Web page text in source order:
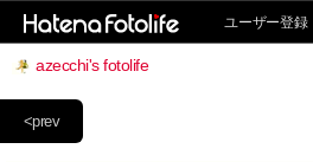
ユーザー登録
azecchi's fotolife
<prev